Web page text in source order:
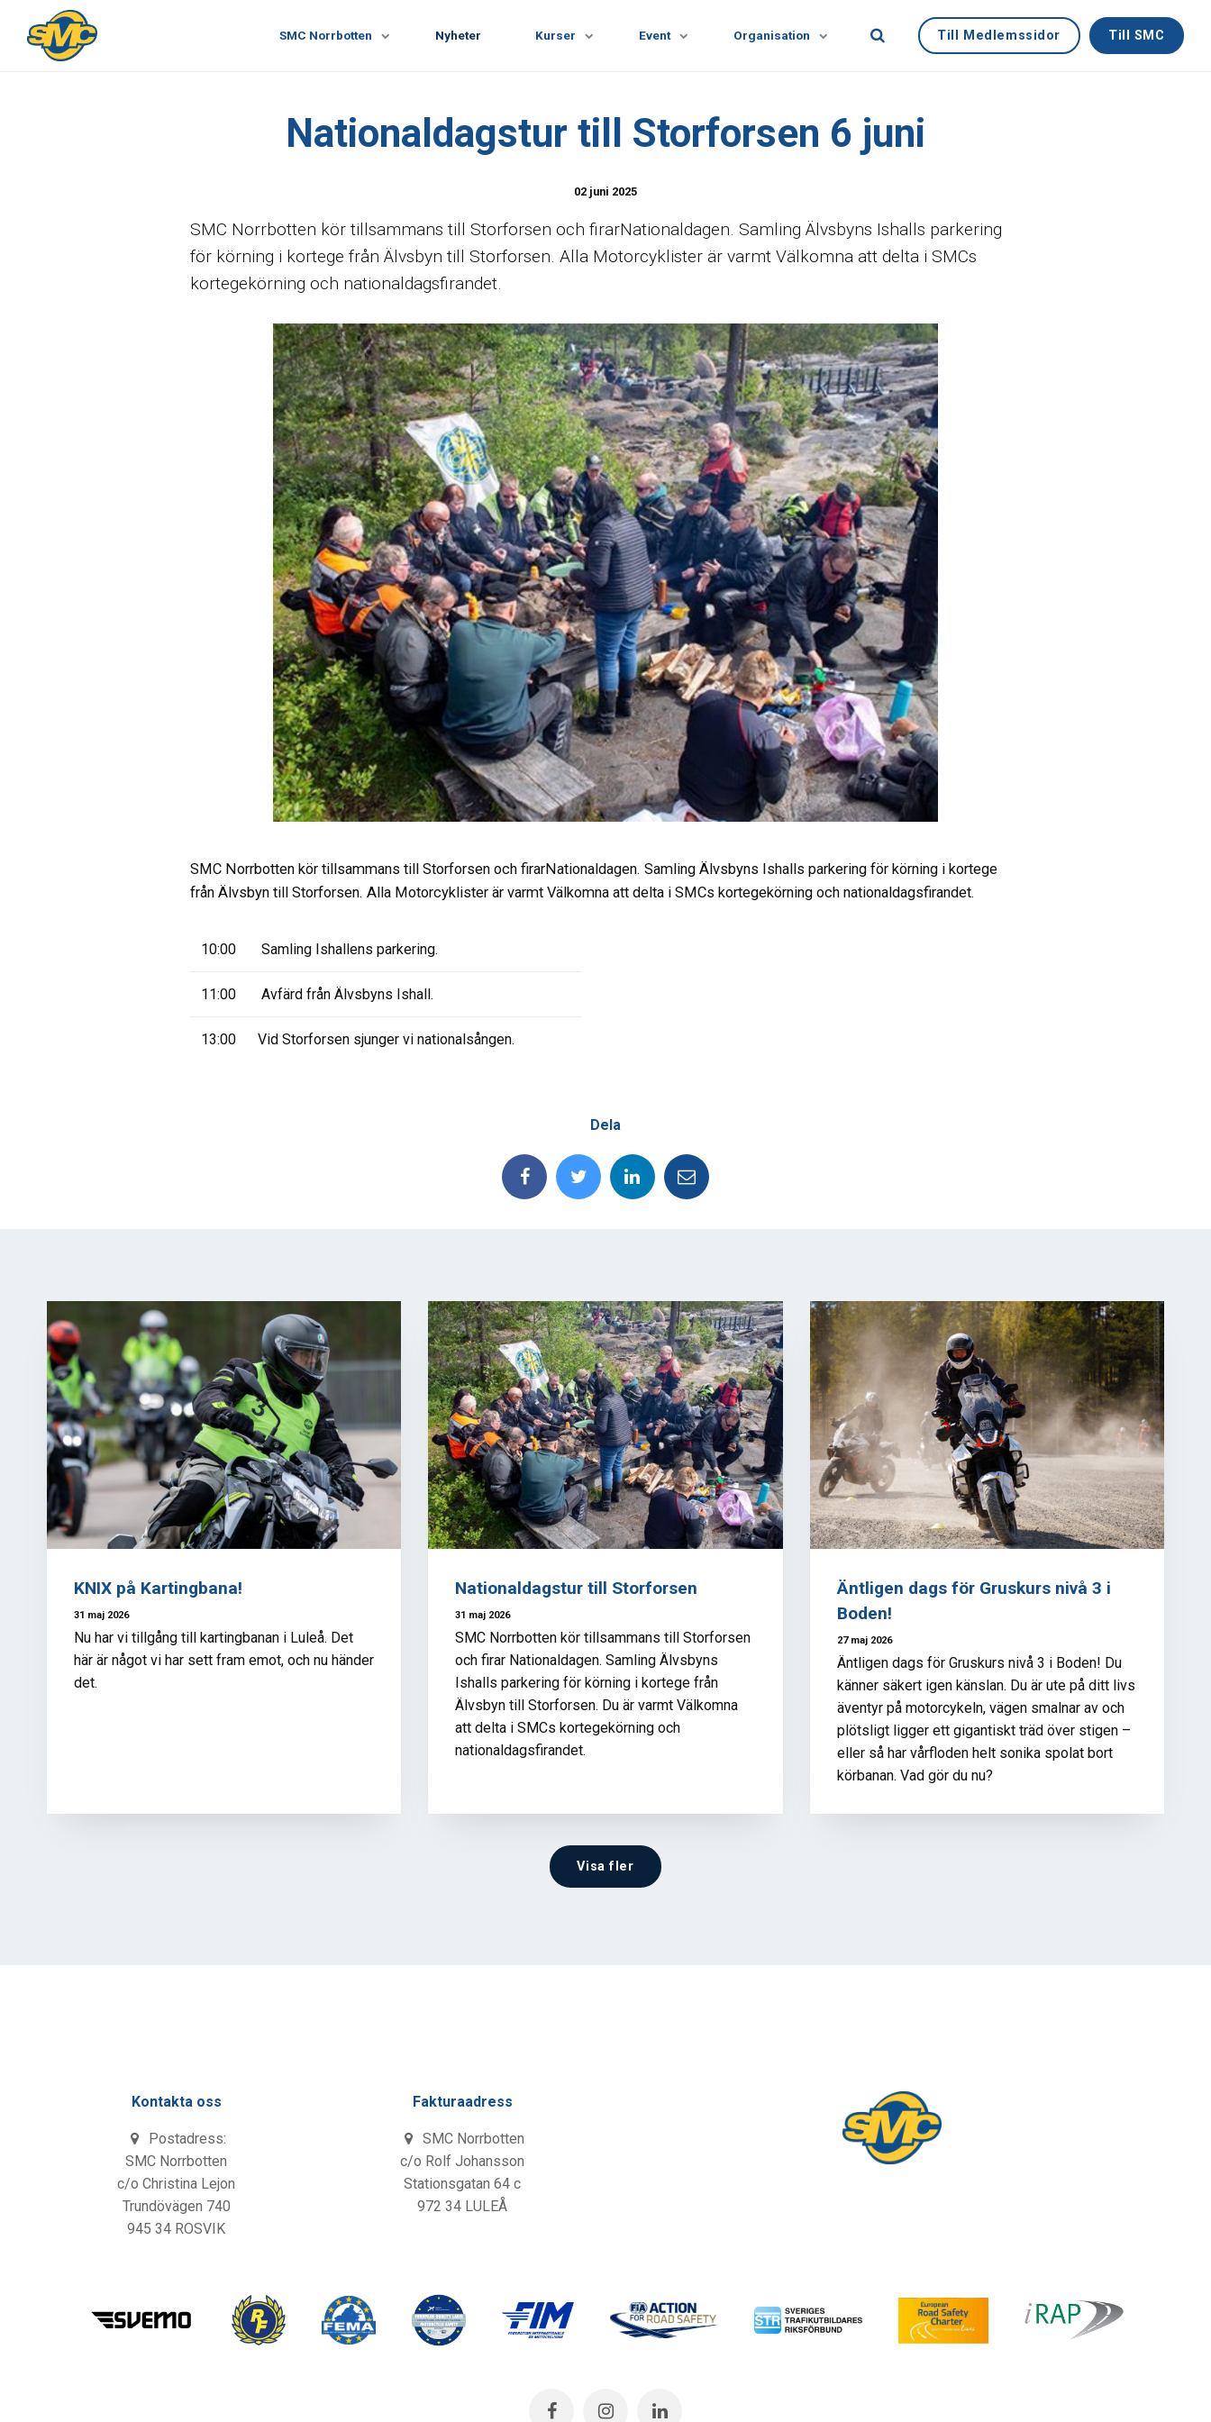
SMC Norrbotten Nyheter Kurser Event Organisation Till Medlemssidor Till SMC
Nationaldagstur till Storforsen 6 juni
02 juni 2025
SMC Norrbotten kör tillsammans till Storforsen och firarNationaldagen. Samling Älvsbyns Ishalls parkering
för körning i kortege från Älvsbyn till Storforsen. Alla Motorcyklister är varmt Välkomna att delta i SMCs
kortegekörning och nationaldagsfirandet.
SMC Norrbotten kör tillsammans till Storforsen och firarNationaldagen. Samling Älvsbyns Ishalls parkering för körning i kortege
från Älvsbyn till Storforsen. Alla Motorcyklister är varmt Välkomna att delta i SMCs kortegekörning och nationaldagsfirandet.
10:00 Samling Ishallens parkering.
11:00 Avfärd från Älvsbyns Ishall.
13:00 Vid Storforsen sjunger vi nationalsången.
Dela
KNIX på Kartingbana!
31 maj 2026
Nu har vi tillgång till kartingbanan i Luleå. Det
här är något vi har sett fram emot, och nu händer
det.
Nationaldagstur till Storforsen
31 maj 2026
SMC Norrbotten kör tillsammans till Storforsen
och firar Nationaldagen. Samling Älvsbyns
Ishalls parkering för körning i kortege från
Älvsbyn till Storforsen. Du är varmt Välkomna
att delta i SMCs kortegekörning och
nationaldagsfirandet.
Äntligen dags för Gruskurs nivå 3 i
Boden!
27 maj 2026
Äntligen dags för Gruskurs nivå 3 i Boden! Du
känner säkert igen känslan. Du är ute på ditt livs
äventyr på motorcykeln, vägen smalnar av och
plötsligt ligger ett gigantiskt träd över stigen –
eller så har vårfloden helt sonika spolat bort
körbanan. Vad gör du nu?
Visa fler
Kontakta oss
Postadress:
SMC Norrbotten
c/o Christina Lejon
Trundövägen 740
945 34 ROSVIK
Fakturaadress
SMC Norrbotten
c/o Rolf Johansson
Stationsgatan 64 c
972 34 LULEÅ